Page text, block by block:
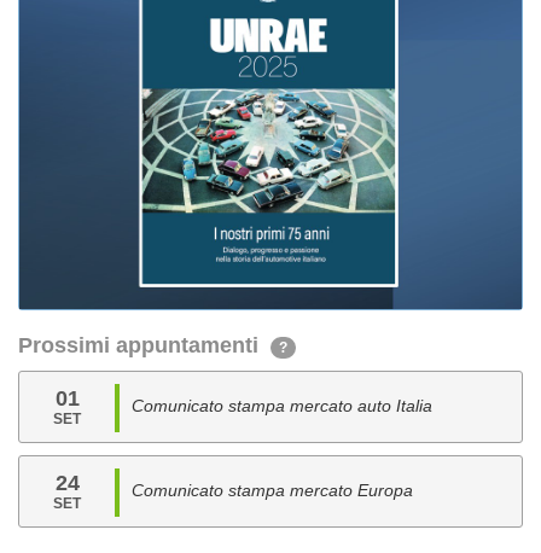
Prossimi appuntamenti ?
01
SET
Comunicato stampa mercato auto Italia
24
SET
Comunicato stampa mercato Europa